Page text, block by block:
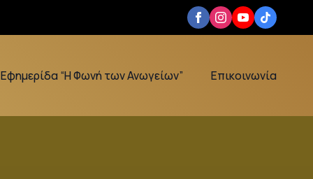
Εφημερίδα “Η Φωνή των Ανωγείων” Επικοινωνία